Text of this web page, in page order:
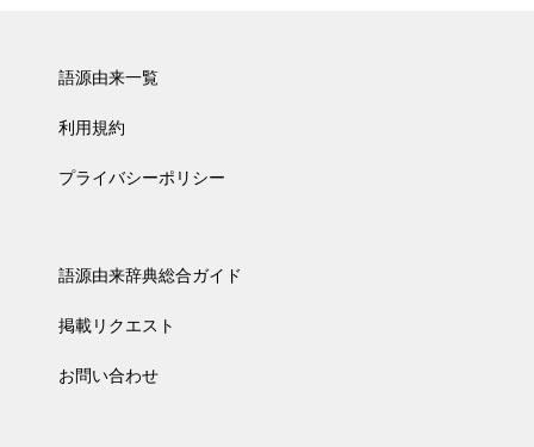
語源由来一覧
利用規約
プライバシーポリシー
語源由来辞典総合ガイド
掲載リクエスト
お問い合わせ